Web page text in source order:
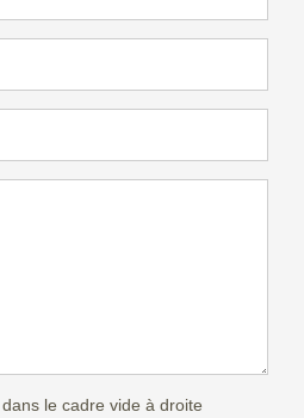
le cadre vide à droite